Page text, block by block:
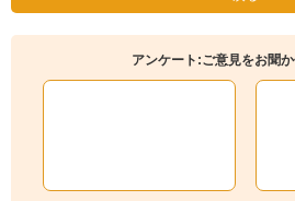
アンケート:ご意見をお聞